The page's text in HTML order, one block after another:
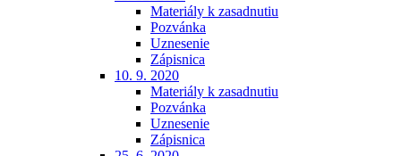
Materiály k zasadnutiu
Pozvánka
Uznesenie
Zápisnica
10. 9. 2020
Materiály k zasadnutiu
Pozvánka
Uznesenie
Zápisnica